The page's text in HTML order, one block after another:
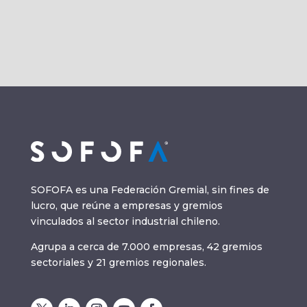
SOFOFA es una Federación Gremial, sin fines de
lucro, que reúne a empresas y gremios
vinculados al sector industrial chileno.
Agrupa a cerca de 7.000 empresas, 42 gremios
sectoriales y 21 gremios regionales.